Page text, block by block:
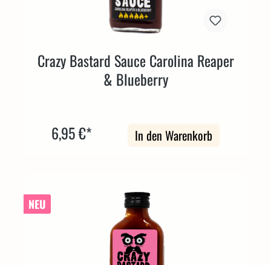
Crazy Bastard Sauce Carolina Reaper
& Blueberry
6,95 €* In den Warenkorb
NEU